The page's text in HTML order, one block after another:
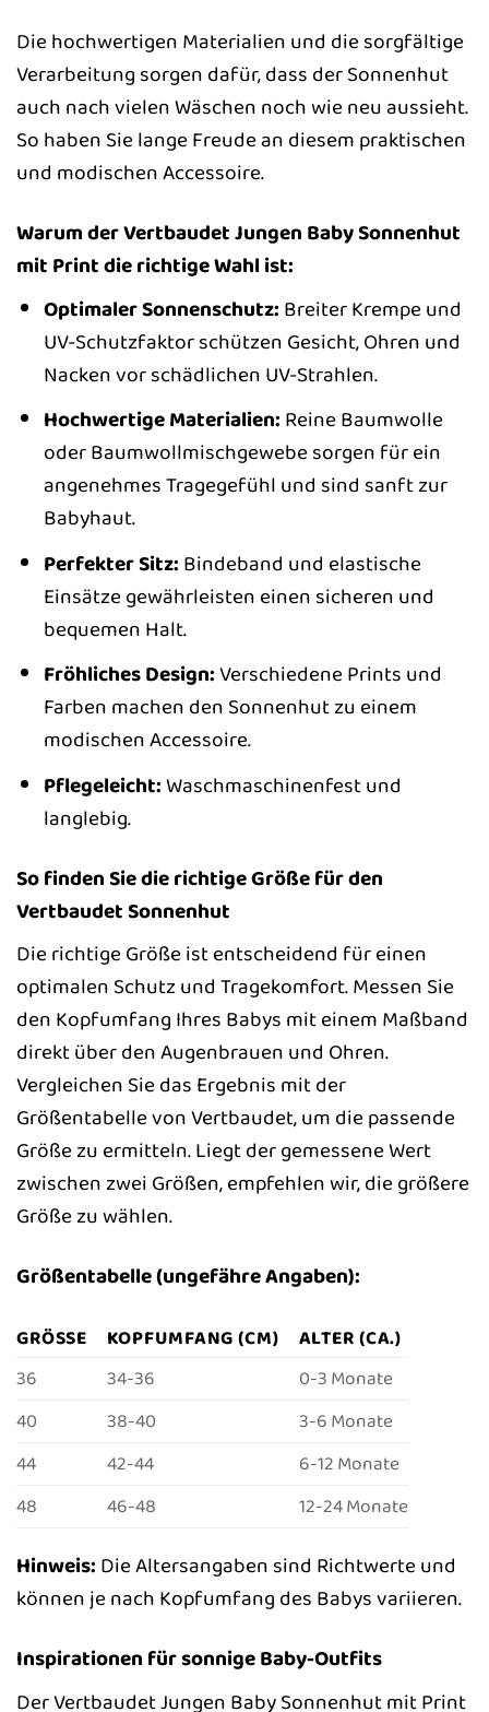
Die hochwertigen Materialien und die sorgfältige
Verarbeitung sorgen dafür, dass der Sonnenhut
auch nach vielen Wäschen noch wie neu aussieht.
So haben Sie lange Freude an diesem praktischen
und modischen Accessoire.
Warum der Vertbaudet Jungen Baby Sonnenhut
mit Print die richtige Wahl ist:
Optimaler Sonnenschutz: Breiter Krempe und
UV-Schutzfaktor schützen Gesicht, Ohren und
Nacken vor schädlichen UV-Strahlen.
Hochwertige Materialien: Reine Baumwolle
oder Baumwollmischgewebe sorgen für ein
angenehmes Tragegefühl und sind sanft zur
Babyhaut.
Perfekter Sitz: Bindeband und elastische
Einsätze gewährleisten einen sicheren und
bequemen Halt.
Fröhliches Design:Verschiedene Prints und
Farben machen den Sonnenhut zu einem
modischen Accessoire.
Pflegeleicht:Waschmaschinenfest und
langlebig.
So finden Sie die richtige Größe für den
Vertbaudet Sonnenhut
Die richtige Größe ist entscheidend für einen
optimalen Schutz und Tragekomfort. Messen Sie
den Kopfumfang Ihres Babys mit einem Maßband
direkt über den Augenbrauen und Ohren.
Vergleichen Sie das Ergebnis mit der
Größentabelle von Vertbaudet, um die passende
Größe zu ermitteln. Liegt der gemessene Wert
zwischen zwei Größen, empfehlen wir, die größere
Größe zu wählen.
Größentabelle (ungefähre Angaben):
GRÖSSE KOPFUMFANG (CM)
ALTER (CA.)
36
34-36
0-3 Monate
40
38-40
3-6 Monate
44
42-44
6-12 Monate
48
46-48 12-24 Monate
Hinweis: Die Altersangaben sind Richtwerte und
können je nach Kopfumfang des Babys variieren.
Inspirationen für sonnige Baby-Outfits
Der Vertbaudet Jungen Baby Sonnenhut mit Print